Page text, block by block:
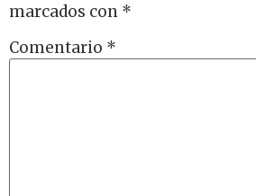
marcados con *
Comentario *